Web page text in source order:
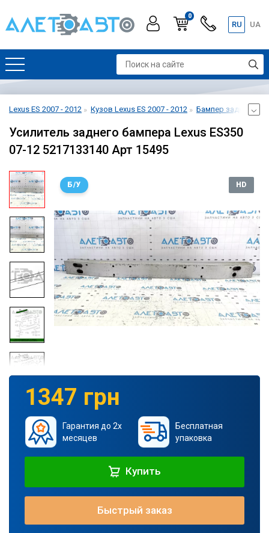
0
RU UA
Lexus ES 2007 - 2012 Кузов Lexus ES 2007 - 2012 Бампер задний
Усилитель заднего бампера Lexus ES350
07-12 5217133140 Арт 15495
Б/У HD
1347 грн
Гарантия до 2х
месяцев
Бесплатная
упаковка
Купить
Быстрый заказ